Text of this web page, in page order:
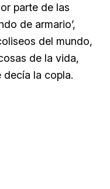
parte de las
de armario’,
del mundo,
de la vida,
decía la copla.